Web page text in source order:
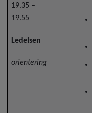
19.35 –
19.55
Ledelsen
orientering